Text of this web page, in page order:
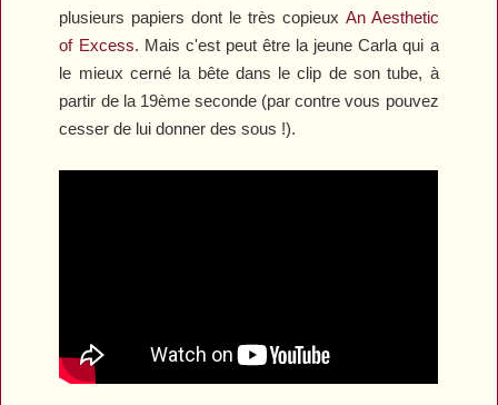
plusieurs papiers dont le très copieux An Aesthetic
of Excess. Mais c'est peut être la jeune Carla qui a
le mieux cerné la bête dans le clip de son tube, à
partir de la 19ème seconde (par contre vous pouvez
cesser de lui donner des sous !).